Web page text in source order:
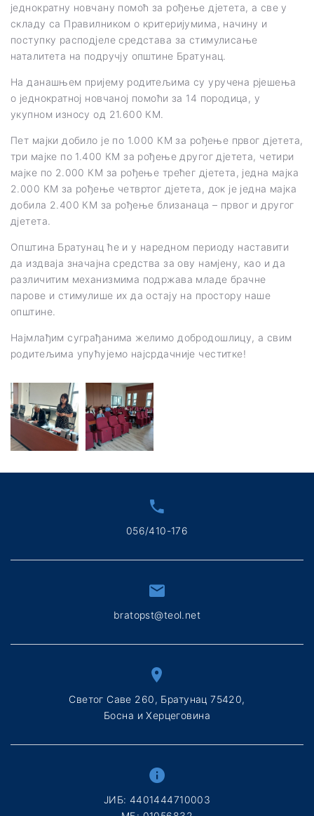
једнократну новчану помоћ за рођење дјетета, а све у
складу са Правилником о критеријумима, начину и
поступку расподјеле средстава за стимулисање
наталитета на подручју општине Братунац.
На данашњем пријему родитељима су уручена рјешења
о једнократној новчаној помоћи за 14 породица, у
укупном износу од 21.600 КМ.
Пет мајки добило је по 1.000 КМ за рођење првог дјетета,
три мајке по 1.400 КМ за рођење другог дјетета, четири
мајке по 2.000 КМ за рођење трећег дјетета, једна мајка
2.000 КМ за рођење четвртог дјетета, док је једна мајка
добила 2.400 КМ за рођење близанаца – првог и другог
дјетета.
Општина Братунац ће и у наредном периоду наставити
да издваја значајна средства за ову намјену, као и да
различитим механизмима подржава младе брачне
парове и стимулише их да остају на простору наше
општине.
Најмлађим суграђанима желимо добродошлицу, а свим
родитељима упућујемо најсрдачније честитке!
056/410-176
bratopst@teol.net
Светог Саве 260, Братунац 75420,
Босна и Херцеговина
ЈИБ: 4401444710003